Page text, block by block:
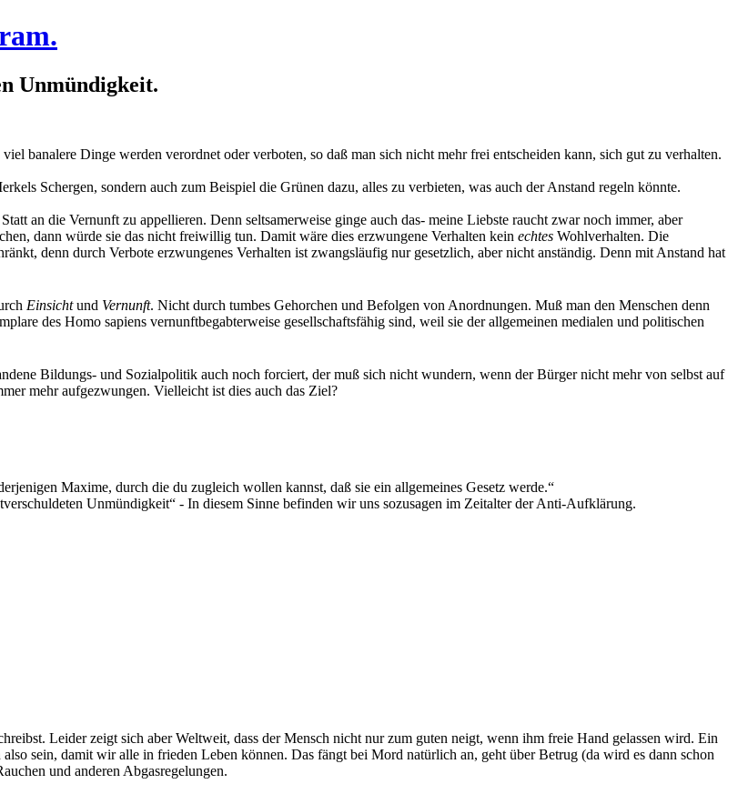
Unmündigkeit.
banalere Dinge werden verordnet oder verboten, so daß man sich nicht mehr frei entscheiden kann, sich gut zu verhalten.
Schergen, sondern auch zum Beispiel die Grünen dazu, alles zu verbieten, was auch der Anstand regeln könnte.
an die Vernunft zu appellieren. Denn seltsamerweise ginge auch das- meine Liebste raucht zwar noch immer, aber
dann würde sie das nicht freiwillig tun. Damit wäre dies erzwungene Verhalten kein echtes Wohlverhalten. Die
denn durch Verbote erzwungenes Verhalten ist zwangsläufig nur gesetzlich, aber nicht anständig. Denn mit Anstand hat
Einsichtund Vernunft. Nicht durch tumbes Gehorchen und Befolgen von Anordnungen. Muß man den Menschen denn
des Homo sapiens vernunftbegabterweise gesellschaftsfähig sind, weil sie der allgemeinen medialen und politischen
Bildungs- und Sozialpolitik auch noch forciert, der muß sich nicht wundern, wenn der Bürger nicht mehr von selbst auf
mehr aufgezwungen. Vielleicht ist dies auch das Ziel?
Maxime, durch die du zugleich wollen kannst, daß sie ein allgemeines Gesetz werde.“
Unmündigkeit“ - In diesem Sinne befinden wir uns sozusagen im Zeitalter der Anti-Aufklärung.
Leider zeigt sich aber Weltweit, dass der Mensch nicht nur zum guten neigt, wenn ihm freie Hand gelassen wird. Ein
sein, damit wir alle in frieden Leben können. Das fängt bei Mord natürlich an, geht über Betrug (da wird es dann schon
und anderen Abgasregelungen.